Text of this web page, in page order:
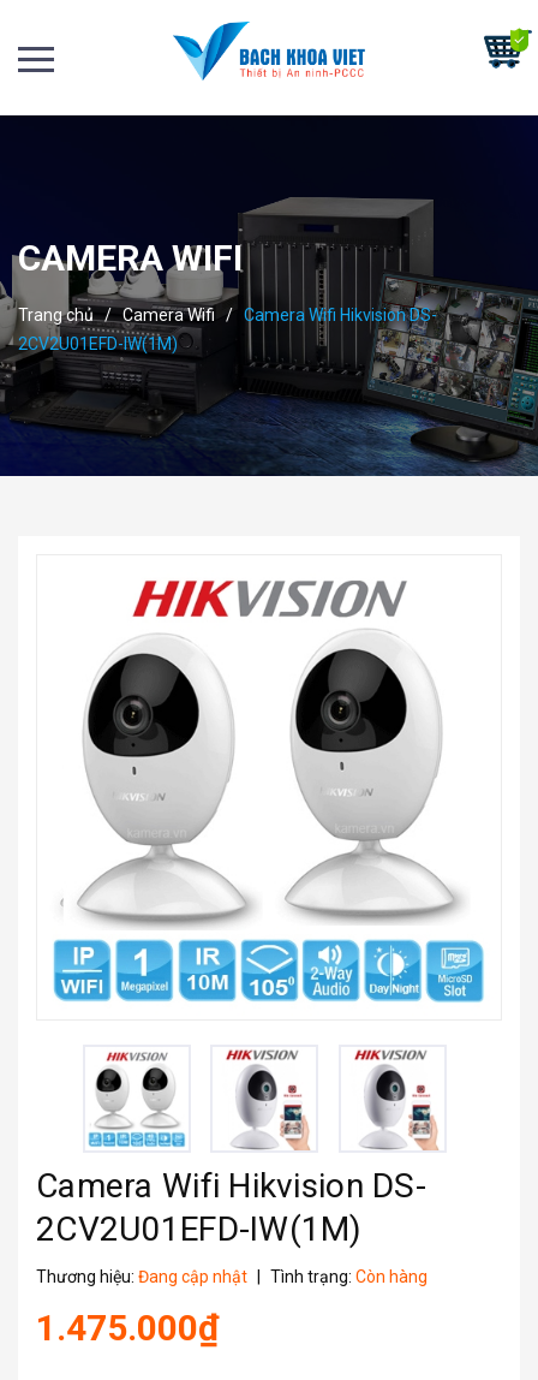
CAMERA WIFI
Trang chủ / Camera Wifi / Camera Wifi Hikvision DS-
2CV2U01EFD-IW(1M)
Camera Wifi Hikvision DS-
2CV2U01EFD-IW(1M)
Thương hiệu: Đang cập nhật Tình trạng: Còn hàng
1.475.000₫